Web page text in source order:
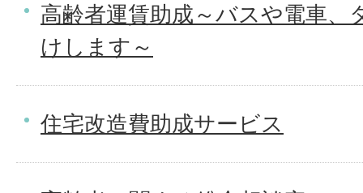
高齢者運賃助成～バスや電車、
けします～
住宅改造費助成サービス